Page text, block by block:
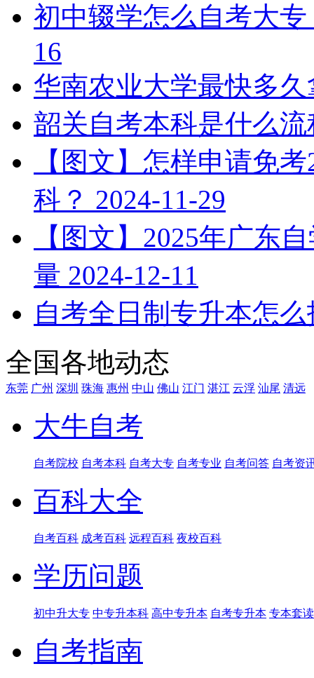
初中辍学怎么自考大
16
华南农业大学最快多
韶关自考本科是什么流
【图文】怎样申请免
科？ 2024-11-29
【图文】2025年广东
量 2024-12-11
自考全日制专升本怎
全国各地动态
东莞 广州 深圳 珠海 惠州 中山 佛山 江门 湛江 云浮 汕尾 清远
大牛自考
自考院校 自考本科 自考大专 自考专业 自考问答 自考资
百科大全
自考百科 成考百科 远程百科 夜校百科
学历问题
初中升大专 中专升本科 高中专升本 自考专升本 专本套读
自考指南